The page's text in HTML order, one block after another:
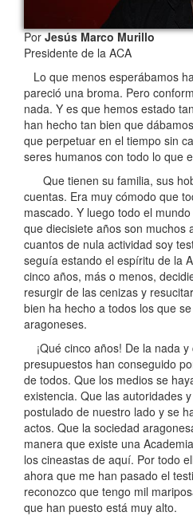
PorJesús Marco Murillo
Presidente de la ACA
Lo que menos esperábamos
pareció una broma. Pero
nada. Y es que hemos estado
han hecho tan bien que
que perpetuar en el tiempo sin
seres humanos con todo lo que
Que tienen su familia, sus
cuentas. Era muy cómodo que
mascado. Y luego todo el
que diecisiete años son muchos
cuantos de nula actividad soy
seguía estando el espíritu de la
cinco años, más o menos,
resurgir de las cenizas y
bien ha hecho a todos los que
aragoneses.
¡Qué cinco años! De la nada
presupuestos han conseguido
de todos. Que los medios se
existencia. Que las autoridades
postulado de nuestro lado y se
actos. Que la sociedad
manera que existe una
los cineastas de aquí. Por todo
ahora que me han pasado el
reconozco que tengo mil
que han puesto está muy alto.